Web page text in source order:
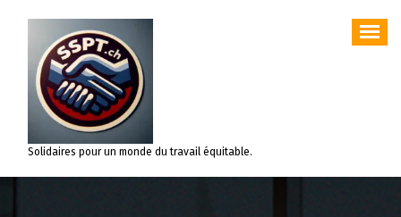
contenu
Solidaires pour un monde du travail équitable.